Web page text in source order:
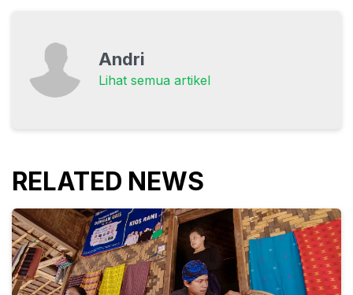
Andri
Lihat semua artikel
RELATED NEWS